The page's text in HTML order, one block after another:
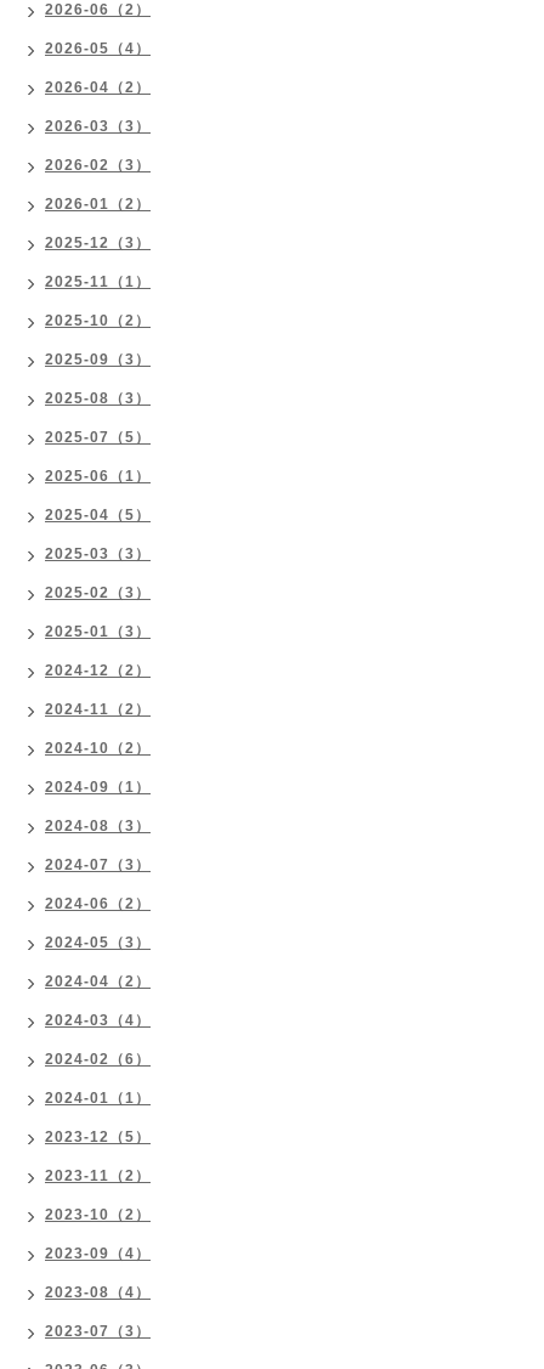
2026-06（2）
2026-05（4）
2026-04（2）
2026-03（3）
2026-02（3）
2026-01（2）
2025-12（3）
2025-11（1）
2025-10（2）
2025-09（3）
2025-08（3）
2025-07（5）
2025-06（1）
2025-04（5）
2025-03（3）
2025-02（3）
2025-01（3）
2024-12（2）
2024-11（2）
2024-10（2）
2024-09（1）
2024-08（3）
2024-07（3）
2024-06（2）
2024-05（3）
2024-04（2）
2024-03（4）
2024-02（6）
2024-01（1）
2023-12（5）
2023-11（2）
2023-10（2）
2023-09（4）
2023-08（4）
2023-07（3）